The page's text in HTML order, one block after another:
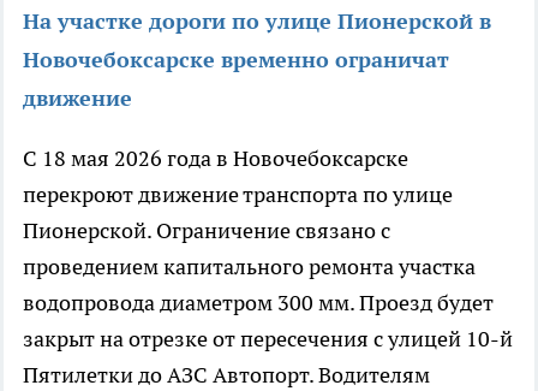
На участке дороги по улице Пионерской в
Новочебоксарске временно ограничат
движение
С 18 мая 2026 года в Новочебоксарске
перекроют движение транспорта по улице
Пионерской. Ограничение связано с
проведением капитального ремонта участка
водопровода диаметром 300 мм. Проезд будет
закрыт на отрезке от пересечения с улицей 10-й
Пятилетки до АЗС Автопорт. Водителям